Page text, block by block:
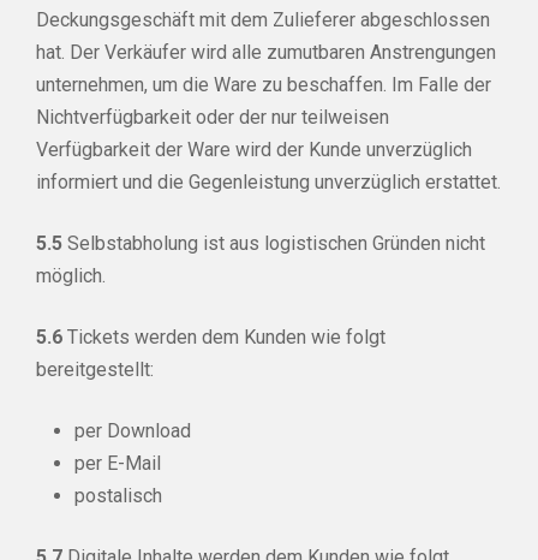
Deckungsgeschäft mit dem Zulieferer abgeschlossen
hat. Der Verkäufer wird alle zumutbaren Anstrengungen
unternehmen, um die Ware zu beschaffen. Im Falle der
Nichtverfügbarkeit oder der nur teilweisen
Verfügbarkeit der Ware wird der Kunde unverzüglich
informiert und die Gegenleistung unverzüglich erstattet.
5.5 Selbstabholung ist aus logistischen Gründen nicht
möglich.
5.6 Tickets werden dem Kunden wie folgt
bereitgestellt:
per Download
per E-Mail
postalisch